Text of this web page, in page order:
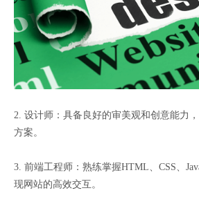
2. 设计师：具备良好的审美观和创意能力
方案。
3. 前端工程师：熟练掌握HTML、CSS、
现网站的高效交互。